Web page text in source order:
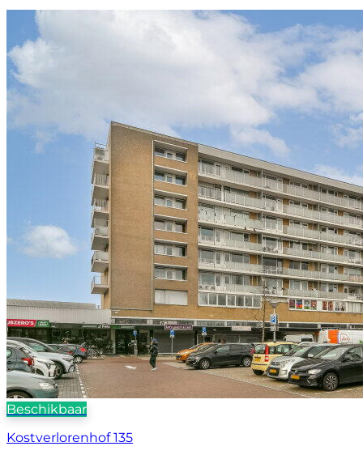
Beschikbaar
Kostverlorenhof 135